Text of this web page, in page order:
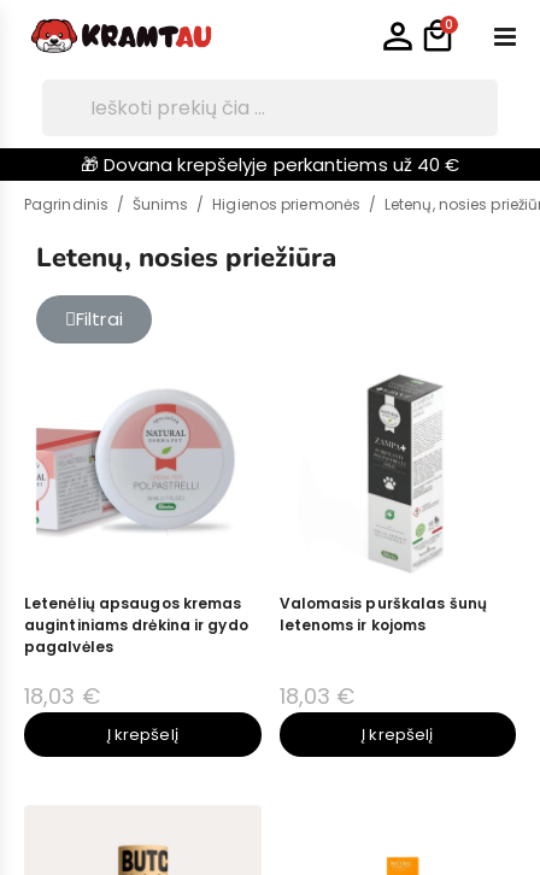
0
🎁 Dovana krepšelyje perkantiems už 40 €
Pagrindinis Šunims Higienos priemonės Letenų, nosies
Letenų, nosies priežiūra
Filtrai
Letenėlių apsaugos kremas
augintiniams drėkina ir gydo
pagalvėles
18,03 €
Į krepšelį
Valomasis purškalas šunų
letenoms ir kojoms
18,03 €
Į krepšelį